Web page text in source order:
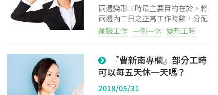
兩週變形工時最主要目的在於，將
兩週內二日之正常工作時數，分配
於其他工作日，但每日正常工作時
間不得超過10小時，每週正常工時
兼職工作 一例一休 變形工時
『曹新南專欄』部分工時
可以每五天休一天嗎？
2018/05/31